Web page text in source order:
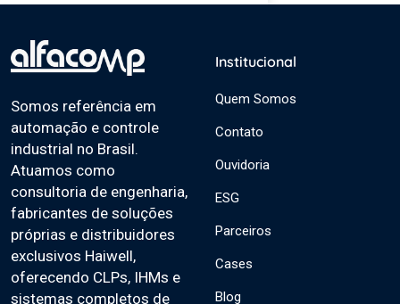
Somos referência em
automação e controle
industrial no Brasil.
Atuamos como
consultoria de engenharia,
fabricantes de soluções
próprias e distribuidores
exclusivos Haiwell,
oferecendo CLPs, IHMs e
sistemas completos de
Institucional
Quem Somos
Contato
Ouvidoria
ESG
Parceiros
Cases
Blog